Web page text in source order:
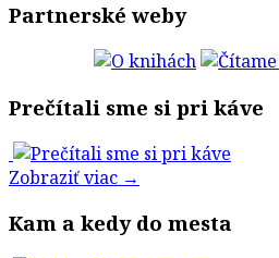
Partnerské weby
Prečítali sme si pri káve
Zobraziť viac →
Kam a kedy do mesta